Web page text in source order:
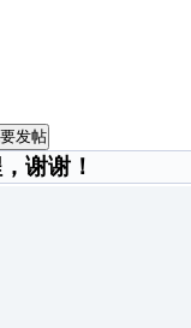
发帖
谢谢！